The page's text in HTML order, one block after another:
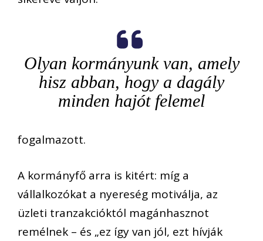
Olyan kormányunk van, amely
hisz abban, hogy a dagály
minden hajót felemel
fogalmazott.
A kormányfő arra is kitért: míg a
vállalkozókat a nyereség motiválja, az
üzleti tranzakcióktól magánhasznot
remélnek – és „ez így van jól, ezt hívják